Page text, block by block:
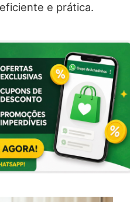
e prática.